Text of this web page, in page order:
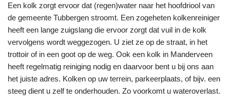
Een kolk zorgt ervoor dat (regen)water naar het hoofdriool van
de gemeente Tubbergen stroomt. Een zogeheten kolkenreiniger
heeft een lange zuigslang die ervoor zorgt dat vuil in de kolk
vervolgens wordt weggezogen. U ziet ze op de straat, in het
trottoir of in een goot op de weg. Ook een kolk in Manderveen
heeft regelmatig reiniging nodig en daarvoor bent u bij ons aan
het juiste adres. Kolken op uw terrein, parkeerplaats, of bijv. een
steeg dient u zelf te onderhouden. Zo voorkomt u wateroverlast.